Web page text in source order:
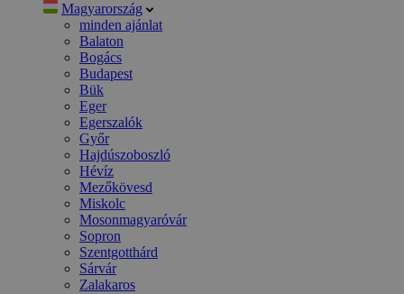
Magyarország
minden ajánlat
Balaton
Bogács
Budapest
Bük
Eger
Egerszalók
Győr
Hajdúszoboszló
Hévíz
Mezőkövesd
Miskolc
Mosonmagyaróvár
Sopron
Szentgotthárd
Sárvár
Zalakaros